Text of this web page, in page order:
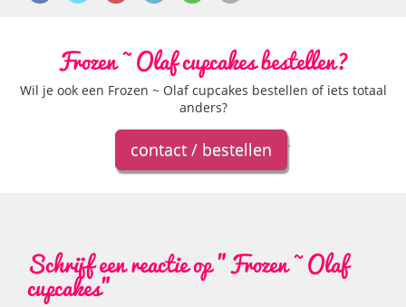
Frozen ~ Olaf cupcakes bestellen?
Wil je ook een Frozen ~ Olaf cupcakes bestellen of iets totaal
anders?
contact / bestellen .
Schrijf een reactie op "Frozen ~ Olaf
cupcakes"